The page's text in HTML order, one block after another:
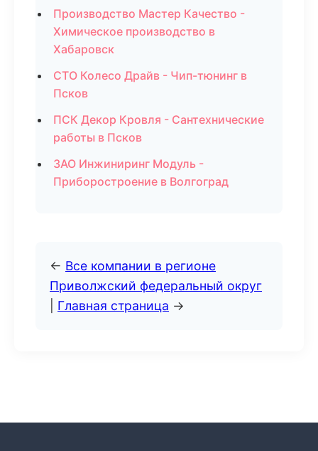
Производство Мастер Качество -
Химическое производство в
Хабаровск
СТО Колесо Драйв - Чип-тюнинг в
Псков
ПСК Декор Кровля - Сантехнические
работы в Псков
ЗАО Инжиниринг Модуль -
Приборостроение в Волгоград
← Все компании в регионе
Приволжский федеральный округ
Главная страница →